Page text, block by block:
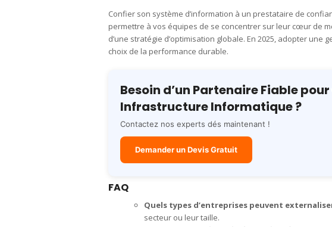
Confier son système d’information à un prestataire de
permettre à vos équipes de se concentrer sur leur cœur de
d’une stratégie d’optimisation globale. En 2025, adopter une
choix de la performance durable.
Besoin d’un Partenaire Fiable
Infrastructure Informatique ?
Contactez nos experts dés maintenant !
Demander un Devis Gratuit
FAQ
Quels types d’entreprises peuvent
secteur ou leur taille.